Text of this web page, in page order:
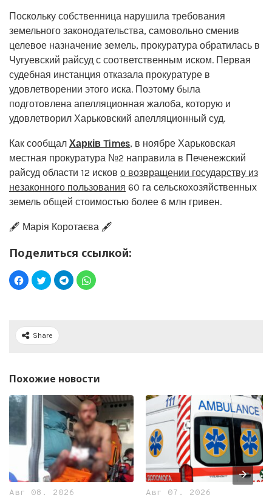
Поскольку собственница нарушила требования
земельного законодательства, самовольно сменив
целевое назначение земель, прокуратура обратилась в
Чугуевский райсуд с соответственным иском. Первая
судебная инстанция отказала прокуратуре в
удовлетворении этого иска. Поэтому была
подготовлена апелляционная жалоба, которую и
удовлетворил Харьковский апелляционный суд.
Как сообщал Харків Times, в ноябре Харьковская
местная прокуратура №2 направила в Печенежский
райсуд области 12 исков о возвращении государству из
незаконного пользования 60 га сельскохозяйственных
земель общей стоимостью более 6 млн гривен.
🖋️ Марія Коротаєва 🖋️
Поделиться ссылкой:
Share
Похожие новости
Авг 08, 2026 Авг 07, 2026